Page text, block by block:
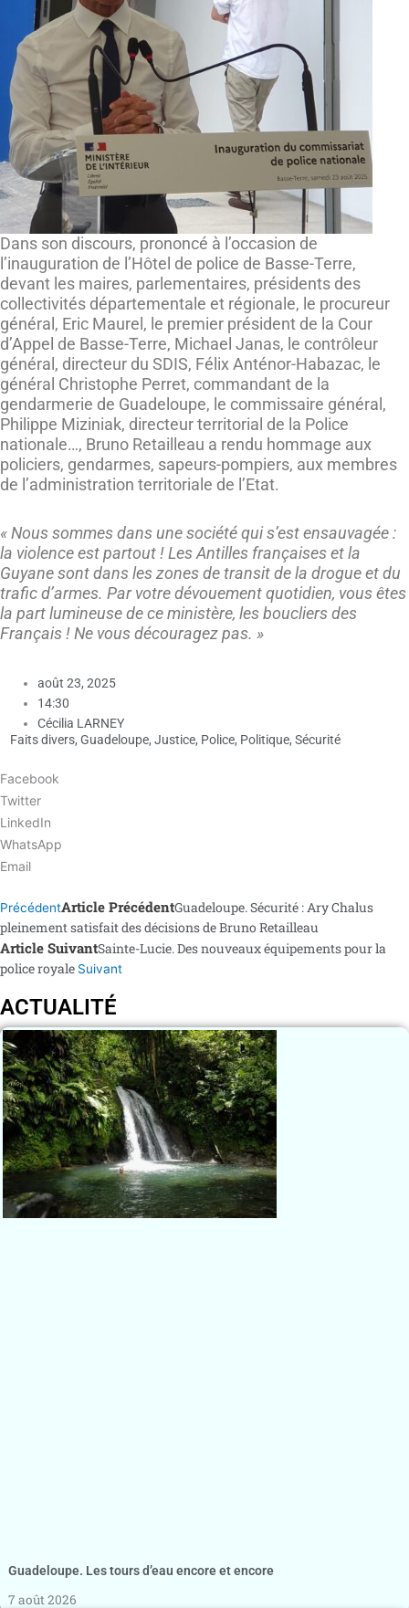
Dans son discours, prononcé à l’occasion de
l’inauguration de l’Hôtel de police de Basse-Terre,
devant les maires, parlementaires, présidents des
collectivités départementale et régionale, le procureur
général, Eric Maurel, le premier président de la Cour
d’Appel de Basse-Terre, Michael Janas, le contrôleur
général, directeur du SDIS, Félix Anténor-Habazac, le
général Christophe Perret, commandant de la
gendarmerie de Guadeloupe, le commissaire général,
Philippe Miziniak, directeur territorial de la Police
nationale…, Bruno Retailleau a rendu hommage aux
policiers, gendarmes, sapeurs-pompiers, aux membres
de l’administration territoriale de l’Etat.
« Nous sommes dans une société qui s’est ensauvagée :
la violence est partout ! Les Antilles françaises et la
Guyane sont dans les zones de transit de la drogue et du
trafic d’armes. Par votre dévouement quotidien, vous êtes
la part lumineuse de ce ministère, les boucliers des
Français ! Ne vous découragez pas. »
août 23, 2025
14:30
Cécilia LARNEY
Faits divers, Guadeloupe, Justice, Police, Politique, Sécurité
Facebook
Twitter
LinkedIn
WhatsApp
Email
PrécédentArticle PrécédentGuadeloupe. Sécurité : Ary Chalus
pleinement satisfait des décisions de Bruno Retailleau
Article SuivantSainte-Lucie. Des nouveaux équipements pour la
police royale Suivant
ACTUALITÉ
Guadeloupe. Les tours d’eau encore et encore
7 août 2026